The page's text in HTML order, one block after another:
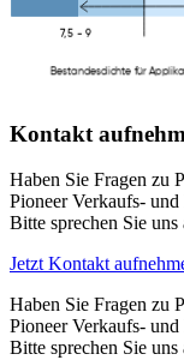
Kontakt
Haben Sie Fragen zu
Pioneer Verkaufs-
Bitte sprechen Sie uns
Jetzt Kontakt
Haben Sie Fragen zu
Pioneer Verkaufs-
Bitte sprechen Sie uns